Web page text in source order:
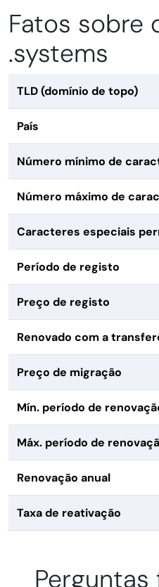
Fatos sobre
.systems
TLD (domínio de topo)
País
Número mínimo de
Número máximo de
Caracteres especiais
Período de registo
Preço de registo
Renovado com a
Preço de migração
Mín. período de
Máx. período de
Renovação anual
Taxa de reativação